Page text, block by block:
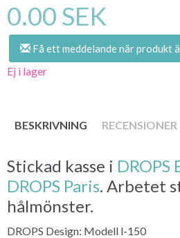
0.00 SEK
Få ett meddelande när produkt
Ej i lager
BESKRIVNING RECENSIONER
Stickad kasse i DROPS
DROPS Paris. Arbetet
hålmönster.
DROPS Design: Modell l-150